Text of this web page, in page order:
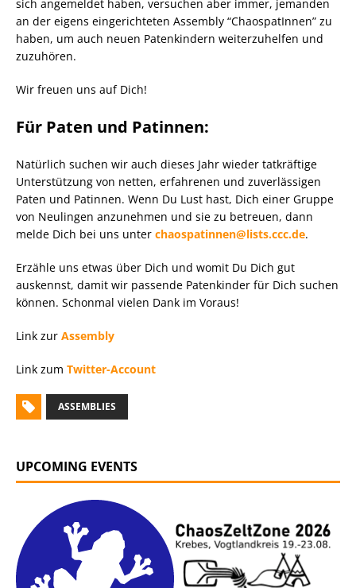
sich angemeldet haben, versuchen aber immer, jemanden
an der eigens eingerichteten Assembly “ChaospatInnen” zu
haben, um auch neuen Patenkindern weiterzuhelfen und
zuzuhören.
Wir freuen uns auf Dich!
Für Paten und Patinnen:
Natürlich suchen wir auch dieses Jahr wieder tatkräftige
Unterstützung von netten, erfahrenen und zuverlässigen
Paten und Patinnen. Wenn Du Lust hast, Dich einer Gruppe
von Neulingen anzunehmen und sie zu betreuen, dann
melde Dich bei uns unter chaospatinnen@lists.ccc.de.
Erzähle uns etwas über Dich und womit Du Dich gut
auskennst, damit wir passende Patenkinder für Dich suchen
können. Schonmal vielen Dank im Voraus!
Link zur Assembly
Link zum Twitter-Account
ASSEMBLIES
UPCOMING EVENTS